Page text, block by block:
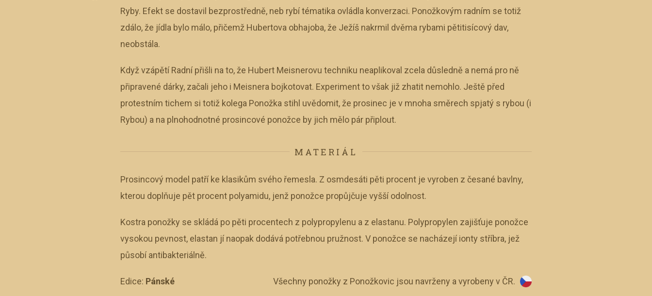
Ryby. Efekt se dostavil bezprostředně, neb rybí tématika ovládla konverzaci. Ponožkovým radním se totiž
zdálo, že jídla bylo málo, přičemž Hubertova obhajoba, že Ježíš nakrmil dvěma rybami pětitisícový dav,
neobstála.
Když vzápětí Radní přišli na to, že Hubert Meisnerovu techniku neaplikoval zcela důsledně a nemá pro ně
připravené dárky, začali jeho i Meisnera bojkotovat. Experiment to však již zhatit nemohlo. Ještě před
protestním tichem si totiž kolega Ponožka stihl uvědomit, že prosinec je v mnoha směrech spjatý s rybou (i
Rybou) a na plnohodnotné prosincové ponožce by jich mělo pár připlout.
MATERIÁL
Prosincový model patří ke klasikům svého řemesla. Z osmdesáti pěti procent je vyroben z česané bavlny,
kterou doplňuje pět procent polyamidu, jenž ponožce propůjčuje vyšší odolnost.
Kostra ponožky se skládá po pěti procentech z polypropylenu a z elastanu. Polypropylen zajišťuje ponožce
vysokou pevnost, elastan jí naopak dodává potřebnou pružnost. V ponožce se nacházejí ionty stříbra, jež
působí antibakteriálně.
Edice: Pánské Všechny ponožky z Ponožkovic jsou navrženy a vyrobeny v ČR.